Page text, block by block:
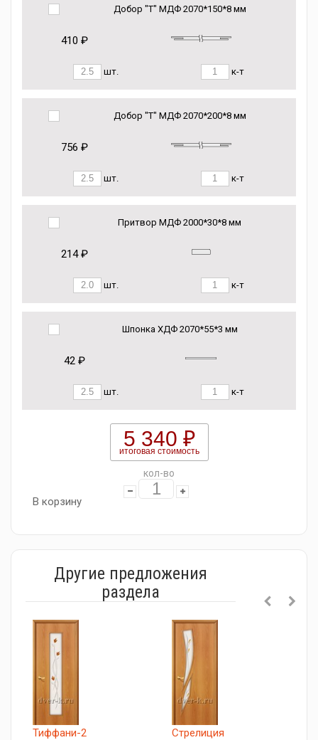
Добор "Т" МДФ 2070*150*8 мм
410 ₽
шт. к-т
Добор "Т" МДФ 2070*200*8 мм
756 ₽
шт. к-т
Притвор МДФ 2000*30*8 мм
214 ₽
шт. к-т
Шпонка ХДФ 2070*55*3 мм
42 ₽
шт. к-т
5 340 ₽
итоговая стоимость
кол-во
В корзину
Другие предложения
раздела
Тиффани-2
Стрелиция